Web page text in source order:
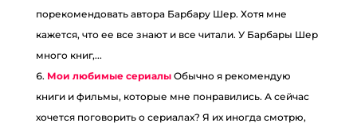
порекомендовать автора Барбару Шер. Хотя мне
кажется, что ее все знают и все читали. У Барбары Шер
много книг,...
Мои любимые сериалы Обычно я рекомендую
книги и фильмы, которые мне понравились. А сейчас
хочется поговорить о сериалах? Я их иногда смотрю,